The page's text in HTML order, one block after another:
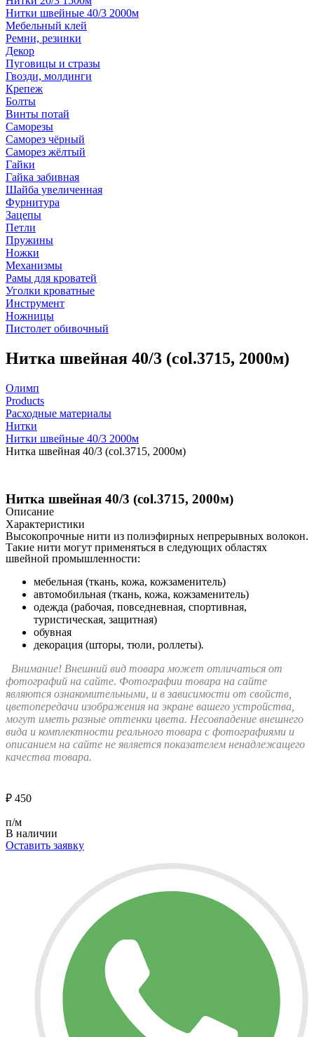
Нитки швейные 40/3 2000м
Мебельный клей
Ремни, резинки
Декор
Пуговицы и стразы
Гвозди, молдинги
Крепеж
Болты
Винты потай
Саморезы
Саморез чёрный
Саморез жёлтый
Гайки
Гайка забивная
Шайба увеличенная
Фурнитура
Зацепы
Петли
Пружины
Ножки
Механизмы
Рамы для кроватей
Уголки кроватные
Инструмент
Ножницы
Пистолет обивочный
Нитка швейная 40/3 (col.3715, 2000м)
Олимп
Products
Расходные материалы
Нитки
Нитки швейные 40/3 2000м
Нитка швейная 40/3 (col.3715, 2000м)
Нитка швейная 40/3 (col.3715, 2000м)
Описание
Характеристики
Высокопрочные нити из полиэфирных непрерывных волокон.
Такие нити могут применяться в следующих областях
швейной промышленности:
мебельная (ткань, кожа, кожзаменитель)
автомобильная (ткань, кожа, кожзаменитель)
одежда (рабочая, повседневная, спортивная,
туристическая, защитная)
обувная
декорация (шторы, тюли, роллеты).
Внимание! Внешний вид товара может отличаться от
фотографий на сайте. Фотографии товара на сайте
являются ознакомительными, и в зависимости от свойств,
цветопередачи изображения на экране вашего устройства,
могут иметь разные оттенки цвета. Несовпадение внешнего
вида и комплектности реального товара с фотографиями и
описанием на сайте не является показателем ненадлежащего
качества товара.
₽ 450
п/м
В наличии
Оставить заявку